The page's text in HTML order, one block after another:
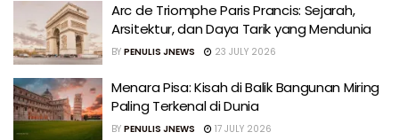
Arc de Triomphe Paris Prancis: Sejarah,
Arsitektur, dan Daya Tarik yang Mendunia
BY PENULIS JNEWS 23 JULY 2026
Menara Pisa: Kisah di Balik Bangunan Miring
Paling Terkenal di Dunia
BY PENULIS JNEWS 17 JULY 2026